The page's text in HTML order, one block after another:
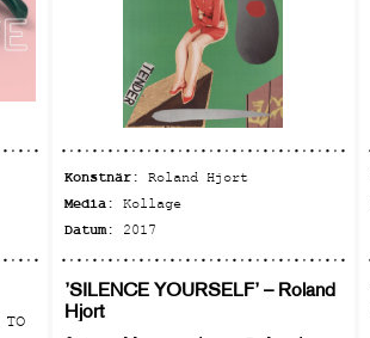
Konstnär: Roland Hjort
Media: Kollage
Datum: 2017
’SILENCE YOURSELF’ – Roland
Hjort